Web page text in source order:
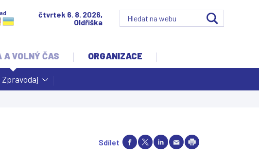
čtvrtek 6. 8. 2026,
Oldřiška
A VOLNÝ ČAS
Zpravodaj
ORGANIZACE
Sdílet